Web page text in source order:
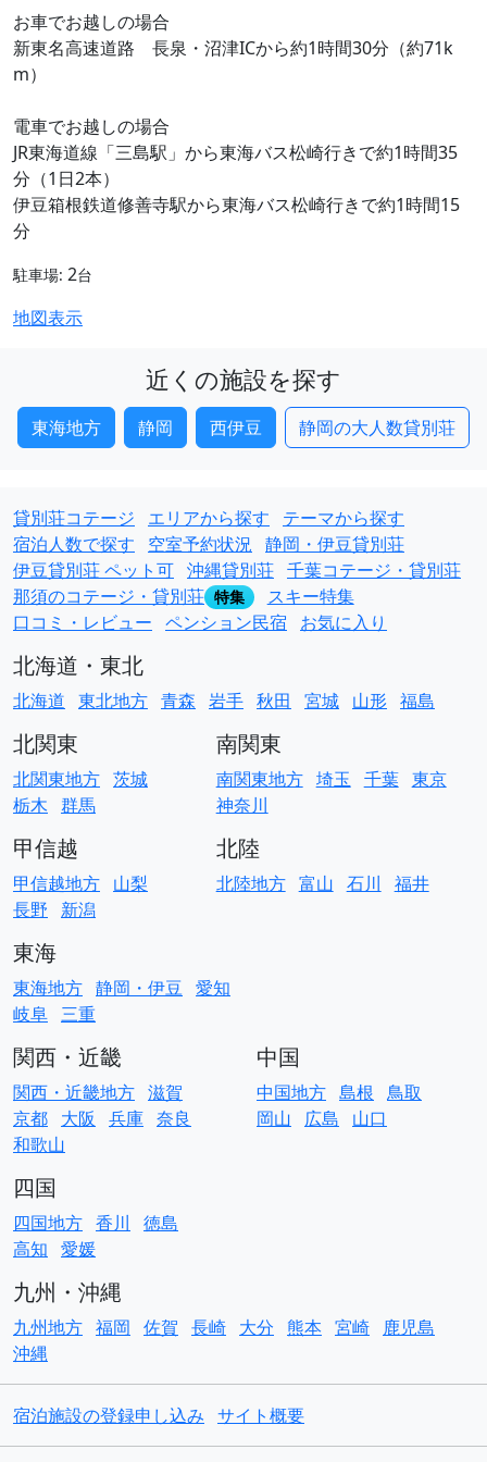
お車でお越しの場合
新東名高速道路 長泉・沼津ICから約1時間30分（約71k
m）
電車でお越しの場合
JR東海道線「三島駅」から東海バス松崎行きで約1時間35
分（1日2本）
伊豆箱根鉄道修善寺駅から東海バス松崎行きで約1時間15
分
駐車場: 2台
地図表示
近くの施設を探す
東海地方 静岡 西伊豆 静岡の大人数貸別荘
貸別荘コテージ エリアから探す
テーマから探す
宿泊人数で探す
空室予約状況 静岡・伊豆貸別荘
伊豆貸別荘 ペット可 沖縄貸別荘 千葉コテージ・貸別荘
那須のコテージ・貸別荘 特集
スキー特集
口コミ・レビュー ペンション民宿 お気に入り
北海道・東北
北海道 東北地方 青森 岩手 秋田 宮城 山形 福島
北関東
北関東地方 茨城
栃木 群馬
南関東
南関東地方 埼玉 千葉 東京
神奈川
甲信越
甲信越地方 山梨
長野 新潟
北陸
北陸地方 富山 石川 福井
東海
東海地方 静岡・伊豆 愛知
岐阜 三重
関西・近畿
関西・近畿地方 滋賀
京都 大阪 兵庫 奈良
和歌山
中国
中国地方 島根 鳥取
岡山 広島 山口
四国
四国地方 香川
徳島
高知 愛媛
九州・沖縄
九州地方 福岡 佐賀 長崎 大分 熊本 宮崎 鹿児島
沖縄
宿泊施設の登録申し込み サイト概要